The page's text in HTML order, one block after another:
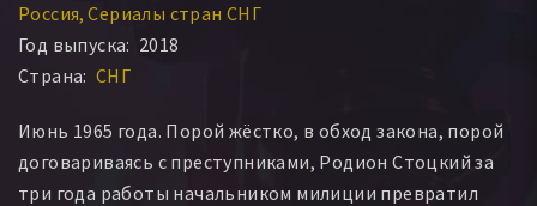
Россия Сериалы стран СНГ
Год выпуска: 2018
Страна: СНГ
Июнь 1965 года. Порой жёстко, в обход закона, порой
договариваясь с преступниками, Родион Стоцкий за
три года работы начальником милиции превратил